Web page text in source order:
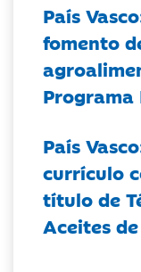
País
fomento
País
currículo
título de
Aceites